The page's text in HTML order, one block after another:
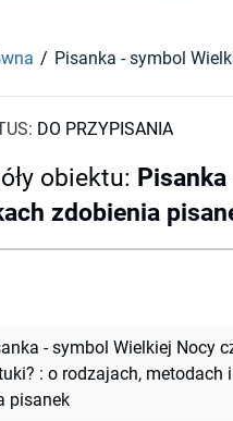
DO PRZYPISANIA
obiektu:
zdobienia
- symbol Wielkiej Nocy
: o rodzajach, metodach
pisanek